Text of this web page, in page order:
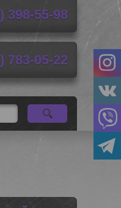
398-55-98
783-05-22